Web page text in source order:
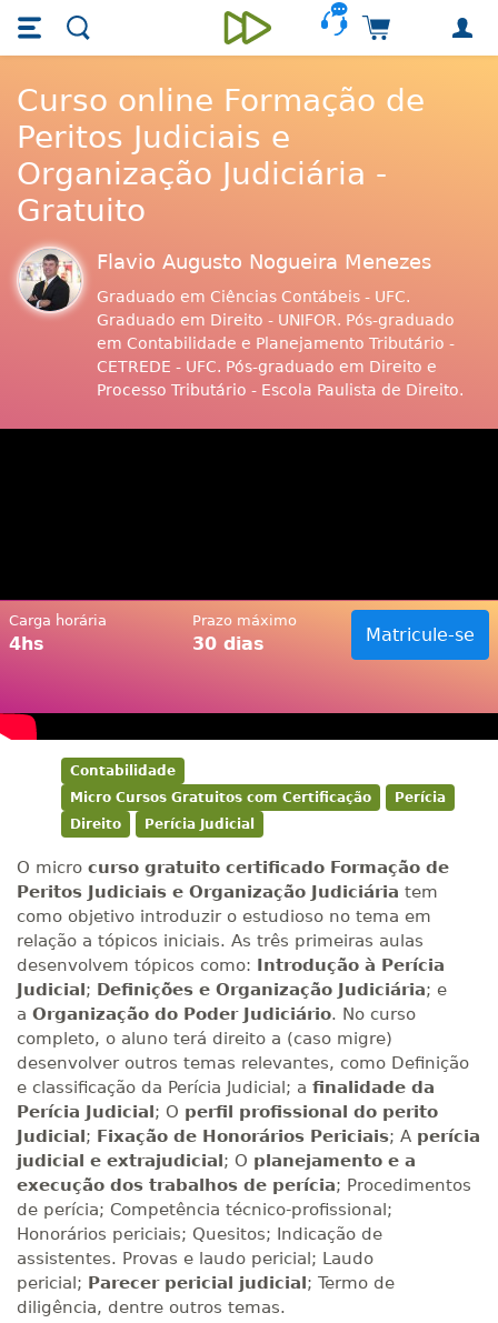
Skip main navigation
Skip to main content
Unieducar
Carrinho de
Curso online Formação de
Peritos Judiciais e
Organização Judiciária -
Gratuito
Flavio Augusto Nogueira Menezes
Graduado em Ciências Contábeis - UFC.
Graduado em Direito - UNIFOR. Pós-graduado
em Contabilidade e Planejamento Tributário -
CETREDE - UFC. Pós-graduado em Direito e
Processo Tributário - Escola Paulista de Direito.
Carga horária
4hs
Prazo máximo
30 dias Matricule-se
Contabilidade
Micro Cursos Gratuitos com Certificação
Perícia
Direito
Perícia Judicial
O micro curso gratuito certificado Formação de
Peritos Judiciais e Organização Judiciária tem
como objetivo introduzir o estudioso no tema em
relação a tópicos iniciais. As três primeiras aulas
desenvolvem tópicos como: Introdução à Perícia
Judicial; Definições e Organização Judiciária; e
a Organização do Poder Judiciário. No curso
completo, o aluno terá direito a (caso migre)
desenvolver outros temas relevantes, como Definição
e classificação da Perícia Judicial; a finalidade da
Perícia Judicial; O perfil profissional do perito
Judicial; Fixação de Honorários Periciais; A perícia
judicial e extrajudicial; O planejamento e a
execução dos trabalhos de perícia; Procedimentos
de perícia; Competência técnico-profissional;
Honorários periciais; Quesitos; Indicação de
assistentes. Provas e laudo pericial; Laudo
pericial; Parecer pericial judicial; Termo de
diligência, dentre outros temas.